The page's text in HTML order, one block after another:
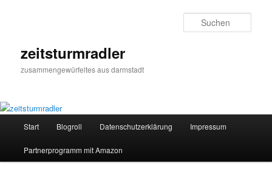
zeitsturmradler
zusammengewürfeltes aus darmstadt
Start Blogroll Datenschutzerklärung Impressum
Partnerprogramm mit Amazon